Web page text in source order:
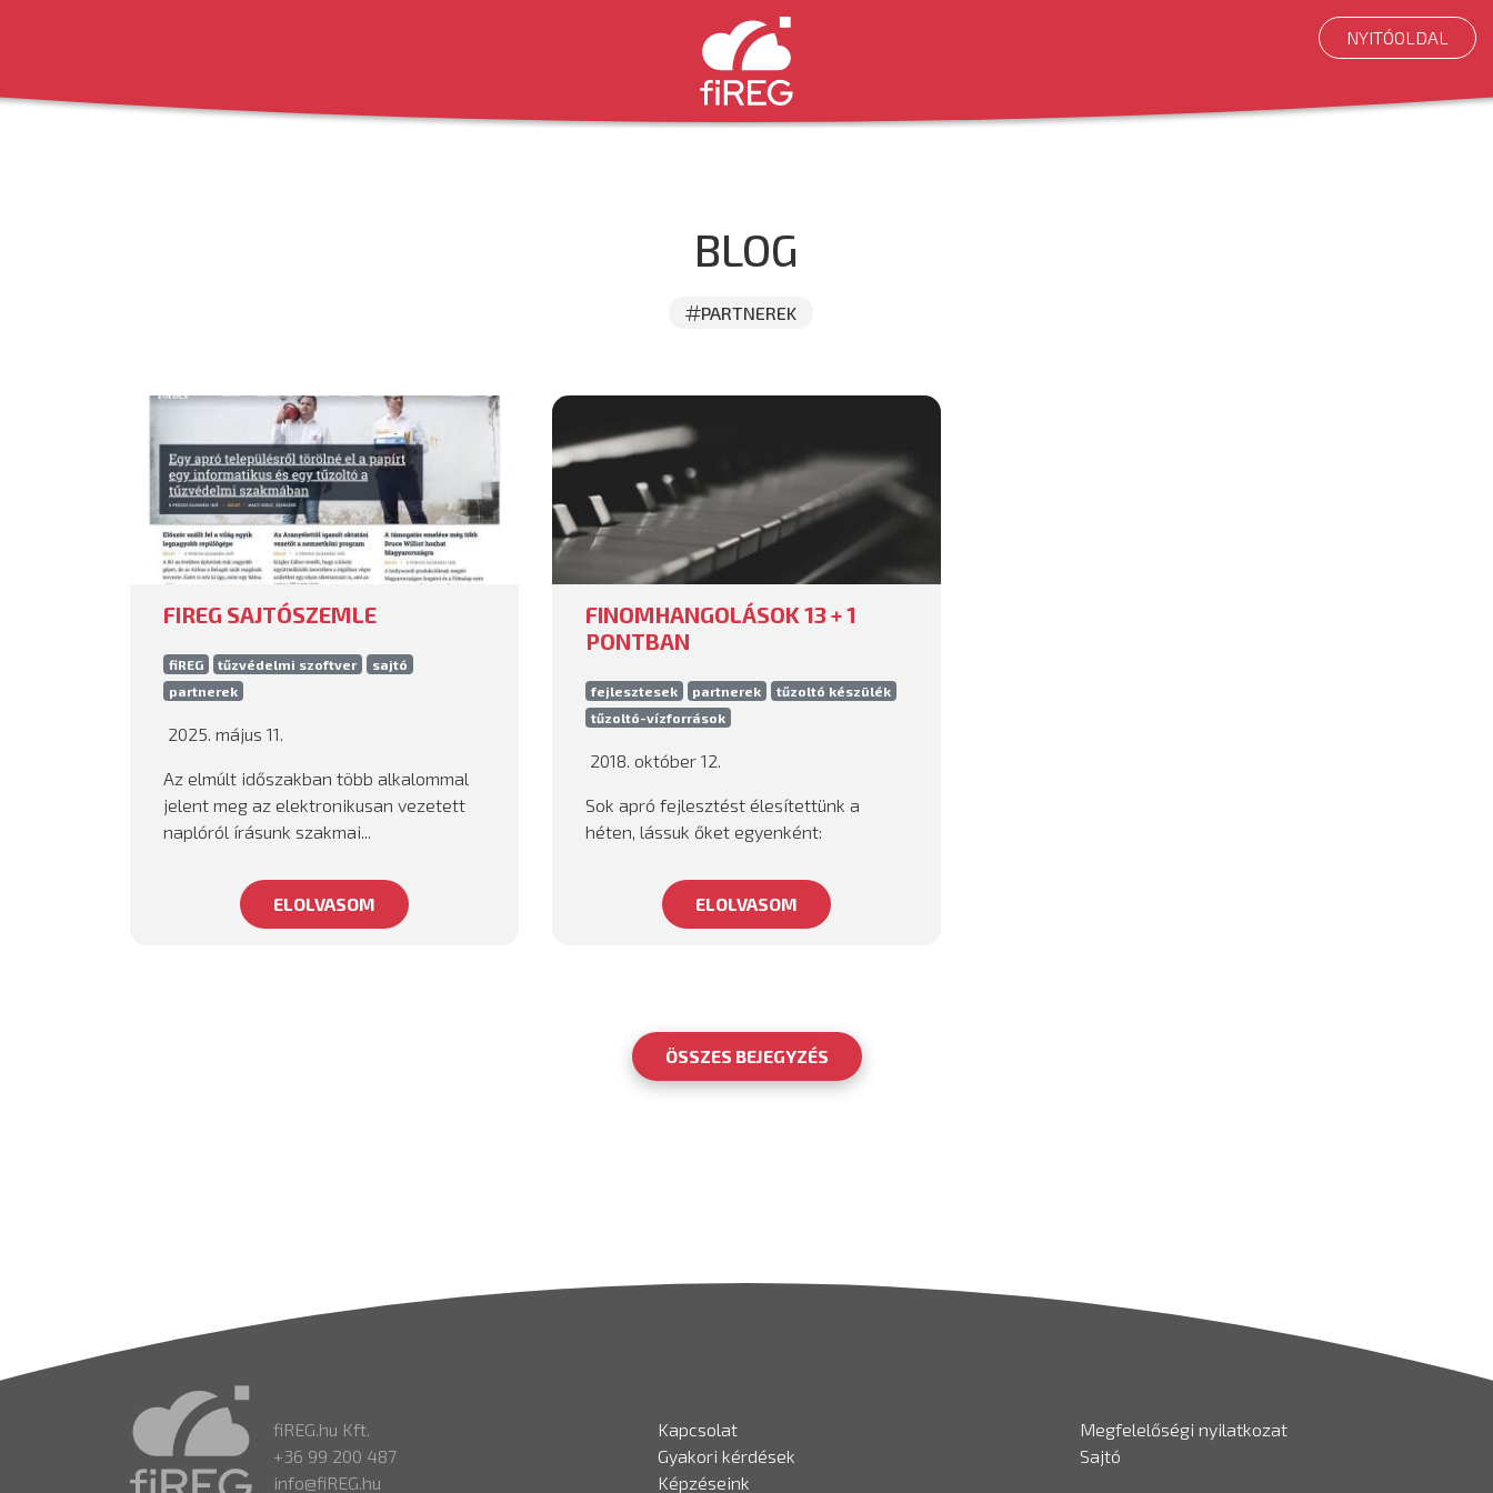
NYITÓOLDAL
BLOG
PARTNEREK
FIREG SAJTÓSZEMLE
fiREG tűzvédelmi szoftver
sajtó
partnerek
2025. május 11.
Az elmúlt időszakban több alkalommal
jelent meg az elektronikusan vezetett
naplóról írásunk szakmai...
ELOLVASOM
FINOMHANGOLÁSOK 13 + 1
PONTBAN
fejlesztesek partnerek
tűzoltó készülék
tűzoltó-vízforrások
2018. október 12.
Sok apró fejlesztést élesítettünk a
héten, lássuk őket egyenként:
ELOLVASOM
ÖSSZES BEJEGYZÉS
fiREG.hu Kft.
+36 99 200 487
info@fiREG.hu
Kapcsolat
Gyakori kérdések
Képzéseink
Megfelelőségi nyilatkozat
Sajtó